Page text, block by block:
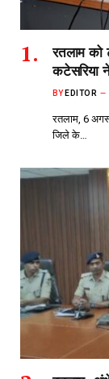
रतलाम
कटेसरिया
BY EDITOR
रतलाम, 6
जिले के…